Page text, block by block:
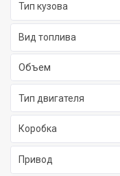
Тип кузова
Вид топлива
Объем
Тип двигателя
Коробка
Привод